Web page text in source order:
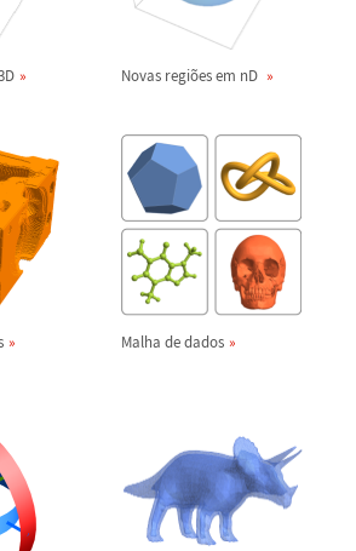
Novas regiões em nD
Malha de dados